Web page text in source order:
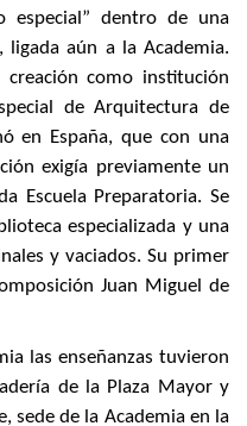
especial” dentro de una
ligada aún a la Academia.
como institución
de Arquitectura de
en España, que con una
exigía previamente un
Escuela Preparatoria. Se
especializada y una
y vaciados. Su primer
Juan Miguel de
las enseñanzas tuvieron
de la Plaza Mayor y
sede de la Academia en la